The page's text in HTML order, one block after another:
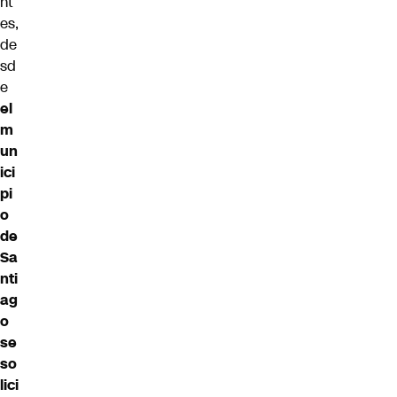
es,
de
sd
e
el
m
un
ici
pi
o
de
Sa
nti
ag
o
se
so
lici